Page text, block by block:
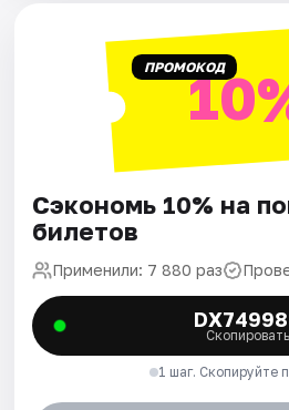
ПРОМОКОД
Сэкономь 10% на
билетов
Применили: 7 880 раз
Скопировать
1 шаг. Скопируйте